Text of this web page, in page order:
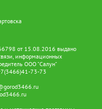
от 15.08.2016 выдано
информационных
ООО "Салун"
73-73